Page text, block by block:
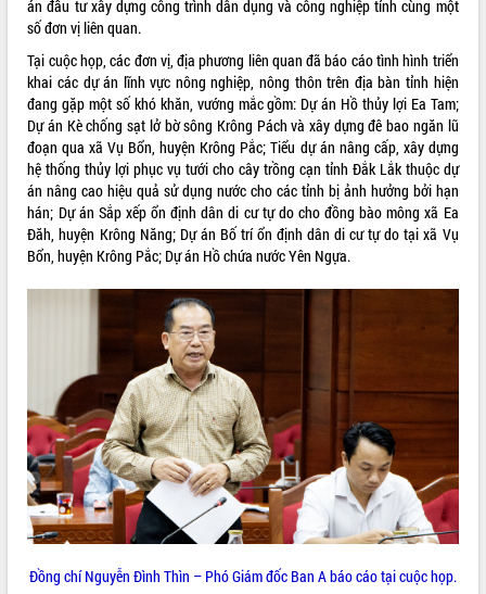
VIDEO
Khám bệnh, cấp phát thuốc miễn phí
và tặng quà người dân xã Cư Pui
Hội nghị UBND tỉnh Đắk Lắk thường kỳ
tháng 7/2026
Lễ truy tặng danh hiệu “Bà Mẹ Việt
Nam Anh hùng” và trao Huân chương
Lao động
vụ 6 tháng cuối năm 2026
án đầu tư xây dựng công trình dân dụng và công nghiệp tỉnh cùng một
số đơn vị liên quan.
Tại cuộc họp, các đơn vị, địa phương liên quan đã báo cáo tình hình triển
khai các dự án lĩnh vực nông nghiệp, nông thôn trên địa bàn tỉnh hiện
đang gặp một số khó khăn, vướng mắc gồm: Dự án Hồ thủy lợi Ea Tam;
Dự án Kè chống sạt lở bờ sông Krông Pách và xây dựng đê bao ngăn lũ
đoạn qua xã Vụ Bổn, huyện Krông Pắc; Tiểu dự án nâng cấp, xây dựng
hệ thống thủy lợi phục vụ tưới cho cây trồng cạn tỉnh Đắk Lắk thuộc dự
án nâng cao hiệu quả sử dụng nước cho các tỉnh bị ảnh hưởng bởi hạn
hán; Dự án Sắp xếp ổn định dân di cư tự do cho đồng bào mông xã Ea
Đăh, huyện Krông Năng; Dự án Bố trí ổn định dân di cư tự do tại xã Vụ
Bổn, huyện Krông Pắc; Dự án Hồ chứa nước Yên Ngựa.
Đồng chí Nguyễn Đình Thìn – Phó Giám đốc Ban A báo cáo tại cuộc họp.